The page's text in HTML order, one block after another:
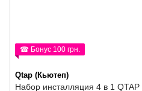
☎ Бонус 100 грн.
Qtap (Кьютеп)
Набор инсталляция 4 в 1